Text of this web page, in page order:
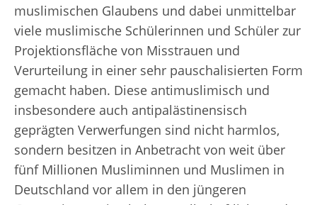
muslimischen Glaubens und dabei unmittelbar
viele muslimische Schülerinnen und Schüler zur
Projektionsfläche von Misstrauen und
Verurteilung in einer sehr pauschalisierten Form
gemacht haben. Diese antimuslimisch und
insbesondere auch antipalästinensisch
geprägten Verwerfungen sind nicht harmlos,
sondern besitzen in Anbetracht von weit über
fünf Millionen Musliminnen und Muslimen in
Deutschland vor allem in den jüngeren